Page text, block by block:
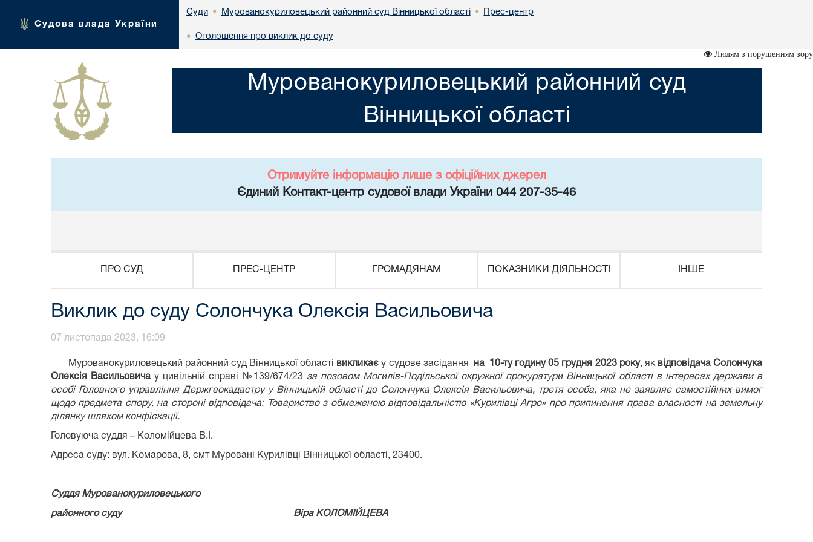
Судова влада України
Суди • Мурованокуриловецький районний суд Вінницької області • Прес-центр
• Оголошення про виклик до суду
Людям з порушенням зору
Мурованокуриловецький районний суд
Вінницької області
Отримуйте інформацію лише з офіційних джерел
Єдиний Контакт-центр судової влади України 044 207-35-46
ПРО СУД ПРЕС-ЦЕНТР ГРОМАДЯНАМ ПОКАЗНИКИ ДІЯЛЬНОСТІ ІНШЕ
Виклик до суду Солончука Олексія Васильовича
07 листопада 2023, 16:09
Мурованокуриловецький районний суд Вінницької області викликає у судове засідання на 10-ту годину 05 грудня 2023 року, як відповідача Солончука
Олексія Васильовича у цивільній справі №139/674/23за позовомМогилів-Подільської окружної прокуратури Вінницької області в інтересах держави в
особі Головного управління Держгеокадастру у Вінницькій області до Солончука Олексія Васильовича, третя особа, яка не заявляє самостійних вимог
щодо предмета спору, на стороні відповідача: Товариство з обмеженою відповідальністю «Курилівці Агро» про припинення права власності на земельну
ділянку шляхом конфіскації.
Головуюча суддя – Коломійцева В.І.
Адреса суду: вул. Комарова, 8, смт Муровані Курилівці Вінницької області, 23400.
Суддя Мурованокуриловецького
районного суду Віра КОЛОМІЙЦЕВА